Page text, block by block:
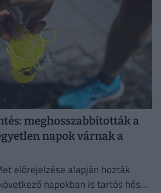
meghosszabbították a
napok várnak a
előrejelzése alapján hozták
napokban is tartós hőség